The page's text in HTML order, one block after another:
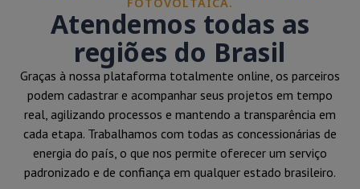
Atendemos todas as
regiões do Brasil
Graças à nossa plataforma totalmente online, os parceiros
podem cadastrar e acompanhar seus projetos em tempo
real, agilizando processos e mantendo a transparência em
cada etapa. Trabalhamos com todas as concessionárias de
energia do país, o que nos permite oferecer um serviço
padronizado e de confiança em qualquer estado brasileiro.